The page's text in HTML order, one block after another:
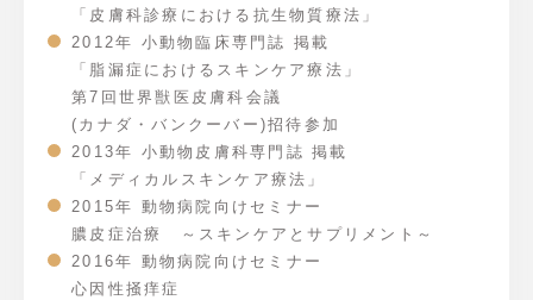
「皮膚科診療における抗生物質療法」
2012年 小動物臨床専門誌 掲載
「脂漏症におけるスキンケア療法」
第7回世界獣医皮膚科会議
(カナダ・バンクーバー)招待参加
2013年 小動物皮膚科専門誌 掲載
「メディカルスキンケア療法」
2015年 動物病院向けセミナー
膿皮症治療 ～スキンケアとサプリメント～
2016年 動物病院向けセミナー
心因性掻痒症